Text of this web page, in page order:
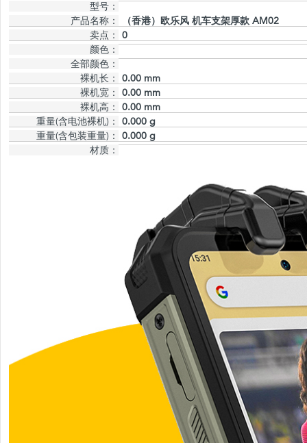
型号：
产品名称：
（香港）欧乐风 机车支架厚款 AM02
卖点：
0
颜色：
全部颜色：
裸机长：
0.00 mm
裸机宽：
0.00 mm
裸机高：
0.00 mm
重量(含电池裸机)：
0.000 g
重量(含包装重量)：
0.000 g
材质：